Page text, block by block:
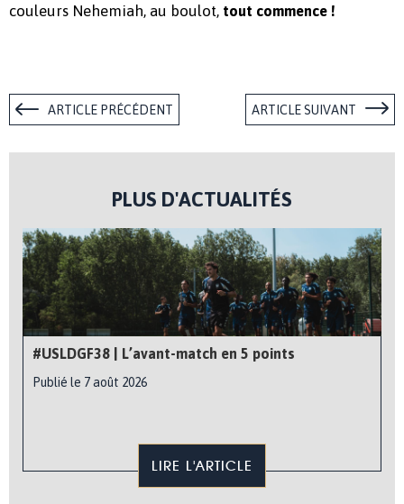
couleurs Nehemiah, au boulot, tout commence !
ARTICLE PRÉCÉDENT ARTICLE SUIVANT
PLUS D'ACTUALITÉS
#USLDGF38 | L’avant-match en 5 points
Publié le 7 août 2026
LIRE L'ARTICLE